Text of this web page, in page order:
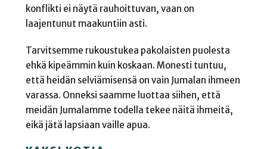
konflikti ei näytä rauhoittuvan, vaan on
laajentunut maakuntiin asti.
Tarvitsemme rukoustukea pakolaisten puolesta
ehkä kipeämmin kuin koskaan. Monesti tuntuu,
että heidän selviämisensä on vain Jumalan ihmeen
varassa. Onneksi saamme luottaa siihen, että
meidän Jumalamme todella tekee näitä ihmeitä,
eikä jätä lapsiaan vaille apua.